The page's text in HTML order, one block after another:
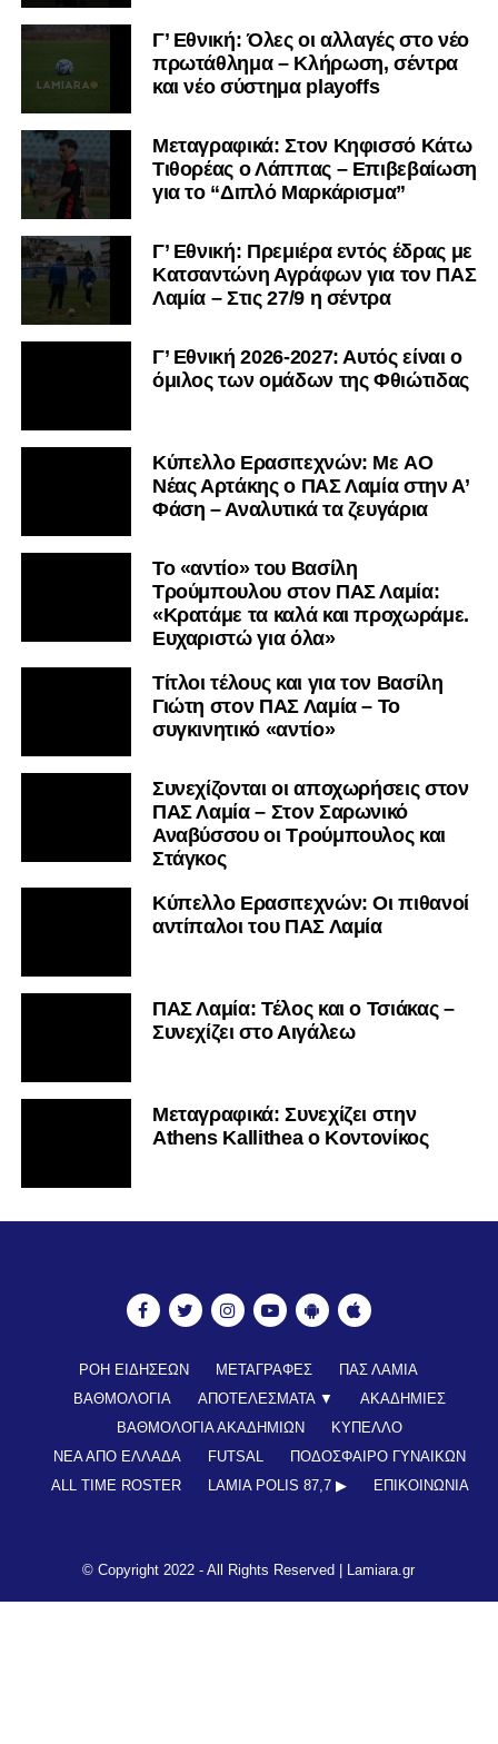
Γ’ Εθνική: Όλες οι αλλαγές στο νέο
πρωτάθλημα – Κλήρωση, σέντρα
και νέο σύστημα playoffs
Μεταγραφικά: Στον Κηφισσό Κάτω
Τιθορέας ο Λάππας – Επιβεβαίωση
για το “Διπλό Μαρκάρισμα”
Γ’ Εθνική: Πρεμιέρα εντός έδρας με
Κατσαντώνη Αγράφων για τον ΠΑΣ
Λαμία – Στις 27/9 η σέντρα
Γ’ Εθνική 2026-2027: Αυτός είναι ο
όμιλος των ομάδων της Φθιώτιδας
Kύπελλο Ερασιτεχνών: Με AO
Nέας Αρτάκης ο ΠΑΣ Λαμία στην Α’
Φάση – Αναλυτικά τα ζευγάρια
Το «αντίο» του Βασίλη
Τρούμπουλου στον ΠΑΣ Λαμία:
«Κρατάμε τα καλά και προχωράμε.
Ευχαριστώ για όλα»
Τίτλοι τέλους και για τον Βασίλη
Γιώτη στον ΠΑΣ Λαμία – Το
συγκινητικό «αντίο»
Συνεχίζονται οι αποχωρήσεις στον
ΠΑΣ Λαμία – Στον Σαρωνικό
Αναβύσσου οι Τρούμπουλος και
Στάγκος
Κύπελλο Ερασιτεχνών: Οι πιθανοί
αντίπαλοι του ΠΑΣ Λαμία
ΠΑΣ Λαμία: Τέλος και ο Τσιάκας –
Συνεχίζει στο Αιγάλεω
Mεταγραφικά: Συνεχίζει στην
Athens Kallithea ο Κοντονίκος
ΡΟΗ ΕΙΔΗΣΕΩΝ ΜΕΤΑΓΡΑΦΕΣ
ΠΑΣ ΛΑΜΙΑ
ΒΑΘΜΟΛΟΓΙΑ
ΑΠΟΤΕΛΕΣΜΑΤΑ ▼
ΑΚΑΔΗΜΙΕΣ
ΒΑΘΜΟΛΟΓΙΑ ΑΚΑΔΗΜΙΩΝ
ΚΥΠΕΛΛΟ
ΝΕΑ ΑΠΟ ΕΛΛΑΔΑ
FUTSAL
ΠΟΔΟΣΦΑΙΡΟ ΓΥΝΑΙΚΩΝ
ALL TIME ROSTER
LAMIA POLIS 87,7 ▶︎ ΕΠΙΚΟΙΝΩΝΊΑ
© Copyright 2022 - All Rights Reserved | Lamiara.gr